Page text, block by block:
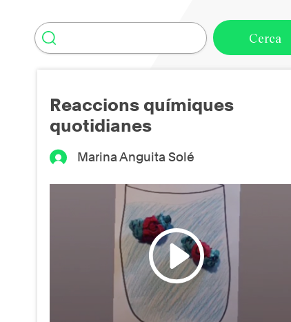
Reaccions químiques
quotidianes
Marina Anguita Solé